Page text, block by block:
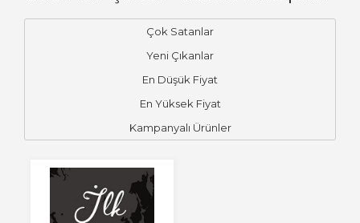
Çok Satanlar
Yeni Çıkanlar
En Düşük Fiyat
En Yüksek Fiyat
Kampanyalı Ürünler